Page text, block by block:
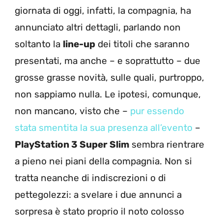
giornata di oggi, infatti, la compagnia, ha
annunciato altri dettagli, parlando non
soltanto la line-up dei titoli che saranno
presentati, ma anche – e soprattutto – due
grosse grasse novità, sulle quali, purtroppo,
non sappiamo nulla. Le ipotesi, comunque,
non mancano, visto che – pur essendo
stata smentita la sua presenza all’evento –
PlayStation 3 Super Slim sembra rientrare
a pieno nei piani della compagnia. Non si
tratta neanche di indiscrezioni o di
pettegolezzi: a svelare i due annunci a
sorpresa è stato proprio il noto colosso